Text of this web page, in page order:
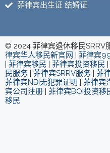
菲律宾出生证 结婚证
© 2024 菲律宾退休移民SRRV
律宾华人移民新官网 | 菲律宾
| 菲律宾移民 | 菲律宾投资移民 |
民服务 | 菲律宾SRRV服务 | 菲
菲律宾NBI无犯罪证明 | 菲律宾
宾公司注册 | 菲律宾BOI投资移
移民